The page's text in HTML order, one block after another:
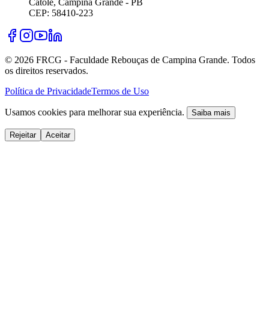
Catolé, Campina Grande - PB
CEP: 58410-223
© 2026 FRCG - Faculdade Rebouças de Campina Grande. Todos
os direitos reservados.
Política de PrivacidadeTermos de Uso
Usamos cookies para melhorar sua experiência. Saiba mais
Rejeitar Aceitar